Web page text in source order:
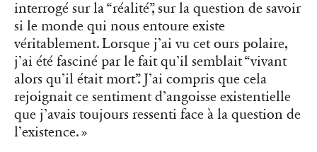
interrogé sur la “réalité”, sur la question de savoir
si le monde qui nous entoure existe
véritablement. Lorsque j’ai vu cet ours polaire,
j’ai été fasciné par le fait qu’il semblait “vivant
alors qu’il était mort”. J’ai compris que cela
rejoignait ce sentiment d’angoisse existentielle
que j’avais toujours ressenti face à la question de
l’existence. »